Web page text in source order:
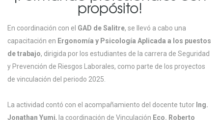
propósito!
En coordinación con el GAD de Salitre, se llevó a cabo una
capacitación en Ergonomía y Psicología Aplicada a los puestos
de trabajo, dirigida por los estudiantes de la carrera de Seguridad
y Prevención de Riesgos Laborales, como parte de los proyectos
de vinculación del periodo 2025.
La actividad contó con el acompañamiento del docente tutor Ing.
Jonathan Yumi, la coordinación de Vinculación Eco. Roberto